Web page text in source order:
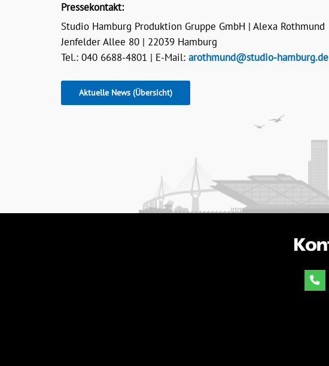
Pressekontakt:
Studio Hamburg Produktion Gruppe GmbH | Alexa Rothmund
Jenfelder Allee 80 | 22039 Hamburg
Tel.: 040 6688-4801 | E-Mail: arothmund@studio-hamburg.de
Aktuelle News (Übersicht)